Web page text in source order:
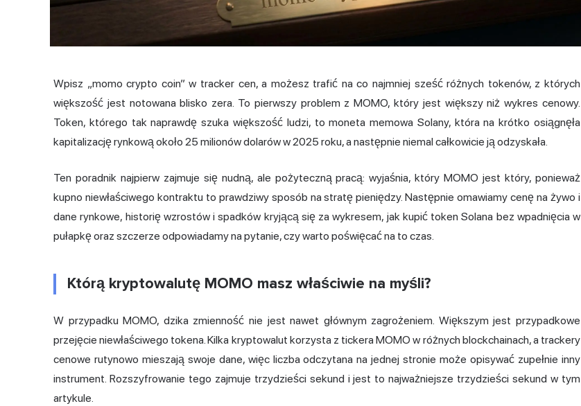
Wpisz „momo crypto coin” w tracker cen, a możesz trafić na co najmniej sześć różnych tokenów, z których
większość jest notowana blisko zera. To pierwszy problem z MOMO, który jest większy niż wykres cenowy.
Token, którego tak naprawdę szuka większość ludzi, to moneta memowa Solany, która na krótko osiągnęła
kapitalizację rynkową około 25 milionów dolarów w 2025 roku, a następnie niemal całkowicie ją odzyskała.
Ten poradnik najpierw zajmuje się nudną, ale pożyteczną pracą: wyjaśnia, który MOMO jest który, ponieważ
kupno niewłaściwego kontraktu to prawdziwy sposób na stratę pieniędzy. Następnie omawiamy cenę na żywo i
dane rynkowe, historię wzrostów i spadków kryjącą się za wykresem, jak kupić token Solana bez wpadnięcia w
pułapkę oraz szczerze odpowiadamy na pytanie, czy warto poświęcać na to czas.
Którą kryptowalutę MOMO masz właściwie na myśli?
W przypadku MOMO, dzika zmienność nie jest nawet głównym zagrożeniem. Większym jest przypadkowe
przejęcie niewłaściwego tokena. Kilka kryptowalut korzysta z tickera MOMO w różnych blockchainach, a trackery
cenowe rutynowo mieszają swoje dane, więc liczba odczytana na jednej stronie może opisywać zupełnie inny
instrument. Rozszyfrowanie tego zajmuje trzydzieści sekund i jest to najważniejsze trzydzieści sekund w tym
artykule.